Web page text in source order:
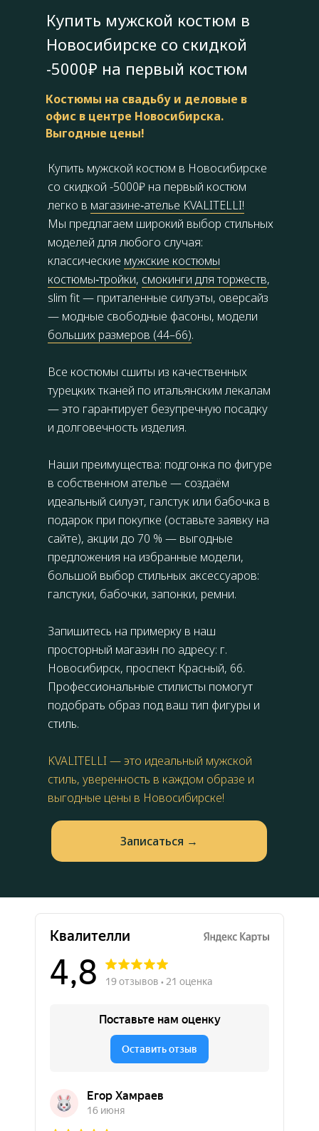
Купить мужской костюм в
Новосибирске со скидкой
-5000₽ на первый костюм
Купить мужской костюм в Новосибирске
со скидкой -5000₽ на первый костюм
легко в магазине‑ателье KVALITELLI!
Мы предлагаем широкий выбор стильных
моделей для любого случая:
классические мужские костюмы
костюмы‑тройки, смокинги для торжеств,
slim fit — приталенные силуэты, оверсайз
— модные свободные фасоны, модели
больших размеров (44–66).
Все костюмы сшиты из качественных
турецких тканей по итальянским лекалам
— это гарантирует безупречную посадку
и долговечность изделия.
Наши преимущества: подгонка по фигуре
в собственном ателье — создаём
идеальный силуэт, галстук или бабочка в
подарок при покупке (оставьте заявку на
сайте), акции до 70 % — выгодные
предложения на избранные модели,
большой выбор стильных аксессуаров:
галстуки, бабочки, запонки, ремни.
Запишитесь на примерку в наш
просторный магазин по адресу: г.
Новосибирск, проспект Красный, 66.
Профессиональные стилисты помогут
подобрать образ под ваш тип фигуры и
стиль.
KVALITELLI — это идеальный мужской
стиль, уверенность в каждом образе и
выгодные цены в Новосибирске!
Костюмы на свадьбу и деловые в
офис в центре Новосибирска.
Выгодные цены!
Запиcаться →